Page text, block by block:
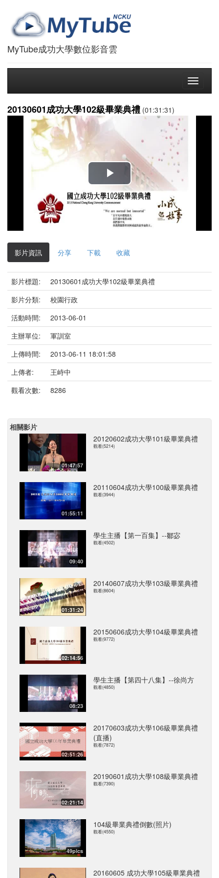
MyTube成功大學數位影音雲
Toggle
20130601成功大學102級畢業典禮 (01:31:31)
播
放
影
片
影片資訊 分享 下載 收藏
影片標題:
20130601成功大學102級畢業典禮
影片分類:
校園行政
活動時間:
2013-06-01
主辦單位:
軍訓室
上傳時間:
2013-06-11 18:01:58
上傳者:
王峙中
觀看次數:
8286
相關影片
01:47:57
20120602成功大學101級畢業典禮
觀看(5214)
01:55:11
20110604成功大學100級畢業典禮
觀看(3944)
09:40
學生主播【第一百集】--鄒宓
觀看(4502)
01:31:24
20140607成功大學103級畢業典禮
觀看(8604)
02:14:56
20150606成功大學104級畢業典禮
觀看(9772)
08:23
學生主播【第四十八集】--徐尚方
觀看(4850)
02:51:26
20170603成功大學106級畢業典禮
(直播)
觀看(7872)
02:21:14
20190601成功大學108級畢業典禮
觀看(7390)
49pics
104級畢業典禮倒數(照片)
觀看(4550)
20160605 成功大學105級畢業典禮